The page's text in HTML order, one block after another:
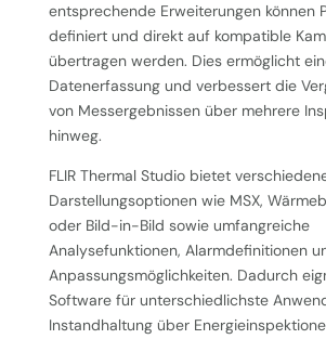
entsprechende Erweiterungen können
definiert und direkt auf kompatible
übertragen werden. Dies ermöglicht
Datenerfassung und verbessert die
von Messergebnissen über mehrere
hinweg.
FLIR Thermal Studio bietet
Darstellungsoptionen wie MSX,
oder Bild-in-Bild sowie umfangreiche
Analysefunktionen, Alarmdefinitionen
Anpassungsmöglichkeiten. Dadurch
Software für unterschiedlichste
Instandhaltung über